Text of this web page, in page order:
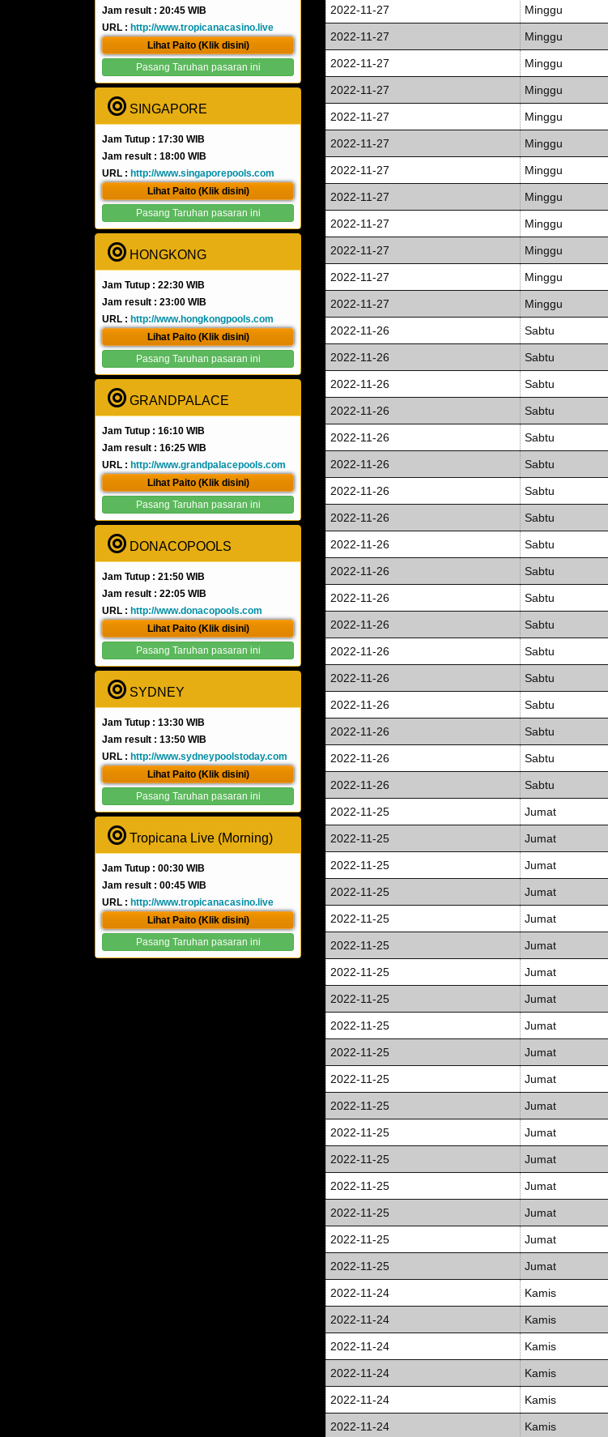
Jam result : 20:45 WIB
URL : http://www.tropicanacasino.live
Lihat Paito (Klik disini)
Pasang Taruhan pasaran ini
SINGAPORE
Jam Tutup : 17:30 WIB
Jam result : 18:00 WIB
URL : http://www.singaporepools.com
Lihat Paito (Klik disini)
Pasang Taruhan pasaran ini
HONGKONG
Jam Tutup : 22:30 WIB
Jam result : 23:00 WIB
URL : http://www.hongkongpools.com
Lihat Paito (Klik disini)
Pasang Taruhan pasaran ini
GRANDPALACE
Jam Tutup : 16:10 WIB
Jam result : 16:25 WIB
URL : http://www.grandpalacepools.com
Lihat Paito (Klik disini)
Pasang Taruhan pasaran ini
DONACOPOOLS
Jam Tutup : 21:50 WIB
Jam result : 22:05 WIB
URL : http://www.donacopools.com
Lihat Paito (Klik disini)
Pasang Taruhan pasaran ini
SYDNEY
Jam Tutup : 13:30 WIB
Jam result : 13:50 WIB
URL : http://www.sydneypoolstoday.com
Lihat Paito (Klik disini)
Pasang Taruhan pasaran ini
Tropicana Live (Morning)
Jam Tutup : 00:30 WIB
Jam result : 00:45 WIB
URL : http://www.tropicanacasino.live
Lihat Paito (Klik disini)
Pasang Taruhan pasaran ini
2022-11-27 Minggu
2022-11-27 Minggu
2022-11-27 Minggu
2022-11-27 Minggu
2022-11-27 Minggu
2022-11-27 Minggu
2022-11-27 Minggu
2022-11-27 Minggu
2022-11-27 Minggu
2022-11-27 Minggu
2022-11-27 Minggu
2022-11-27 Minggu
2022-11-26 Sabtu
2022-11-26 Sabtu
2022-11-26 Sabtu
2022-11-26 Sabtu
2022-11-26 Sabtu
2022-11-26 Sabtu
2022-11-26 Sabtu
2022-11-26 Sabtu
2022-11-26 Sabtu
2022-11-26 Sabtu
2022-11-26 Sabtu
2022-11-26 Sabtu
2022-11-26 Sabtu
2022-11-26 Sabtu
2022-11-26 Sabtu
2022-11-26 Sabtu
2022-11-26 Sabtu
2022-11-26 Sabtu
2022-11-25 Jumat
2022-11-25 Jumat
2022-11-25 Jumat
2022-11-25 Jumat
2022-11-25 Jumat
2022-11-25 Jumat
2022-11-25 Jumat
2022-11-25 Jumat
2022-11-25 Jumat
2022-11-25 Jumat
2022-11-25 Jumat
2022-11-25 Jumat
2022-11-25 Jumat
2022-11-25 Jumat
2022-11-25 Jumat
2022-11-25 Jumat
2022-11-25 Jumat
2022-11-25 Jumat
2022-11-24 Kamis
2022-11-24 Kamis
2022-11-24 Kamis
2022-11-24 Kamis
2022-11-24 Kamis
2022-11-24 Kamis